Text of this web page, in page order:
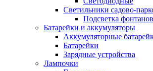
Светильники садово-
Подсветка фонтанов
Батарейки и аккумуляторы
Аккумуляторные
Батарейки
Зарядные устройства
Лампочки